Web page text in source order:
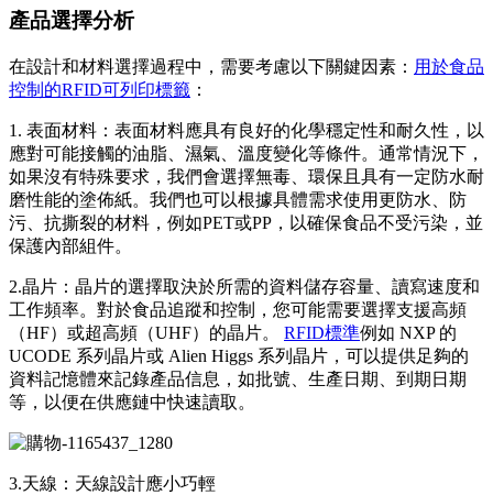
產品選擇分析
在設計和材料選擇過程中，需要考慮以下關鍵因素： 用於食品
控制的RFID可列印標籤 ：
1. 表面材料：表面材料應具有良好的化學穩定性和耐久性，以
應對可能接觸的油脂、濕氣、溫度變化等條件。通常情況下，
如果沒有特殊要求，我們會選擇無毒、環保且具有一定防水耐
磨性能的塗佈紙。我們也可以根據具體需求使用更防水、防
污、抗撕裂的材料，例如PET或PP，以確保食品不受污染，並
保護內部組件。
2.晶片：晶片的選擇取決於所需的資料儲存容量、讀寫速度和
工作頻率。對於食品追蹤和控制，您可能需要選擇支援高頻
（HF）或超高頻（UHF）的晶片。 RFID標準例如 NXP 的
UCODE 系列晶片或 Alien Higgs 系列晶片，可以提供足夠的
資料記憶體來記錄產品信息，如批號、生產日期、到期日期
等，以便在供應鏈中快速讀取。
3.天線：天線設計應小巧輕